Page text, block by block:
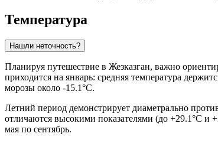
Температура
Нашли неточность?
Планируя путешествие в Жезказган, важно
приходится на январь: средняя температура
морозы около -15.1°C.
Летний период демонстрирует диаметрально
отличаются высокими показателями (до +29.1°C и
мая по сентябрь.